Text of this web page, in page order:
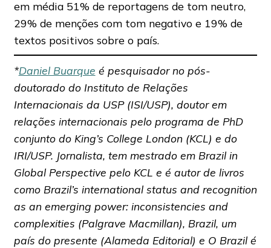
em média 51% de reportagens de tom neutro,
29% de menções com tom negativo e 19% de
textos positivos sobre o país.
*Daniel Buarque é pesquisador no pós-
doutorado do Instituto de Relações
Internacionais da USP (ISI/USP), doutor em
relações internacionais pelo programa de PhD
conjunto do King’s College London (KCL) e do
IRI/USP. Jornalista, tem mestrado em Brazil in
Global Perspective pelo KCL e é autor de livros
como Brazil’s international status and recognition
as an emerging power: inconsistencies and
complexities (Palgrave Macmillan), Brazil, um
país do presente (Alameda Editorial) e O Brazil é